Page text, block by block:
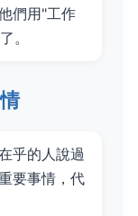
們用"工作
。
乎的人說過
要事情，代